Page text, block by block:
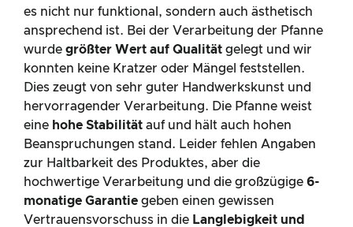
es nicht nur funktional, sondern auch ästhetisch
ansprechend ist. Bei der Verarbeitung der Pfanne
wurde größter Wert auf Qualität gelegt und wir
konnten keine Kratzer oder Mängel feststellen.
Dies zeugt von sehr guter Handwerkskunst und
hervorragender Verarbeitung. Die Pfanne weist
eine hohe Stabilität auf und hält auch hohen
Beanspruchungen stand. Leider fehlen Angaben
zur Haltbarkeit des Produktes, aber die
hochwertige Verarbeitung und die großzügige 6-
monatige Garantie geben einen gewissen
Vertrauensvorschuss in die Langlebigkeit und